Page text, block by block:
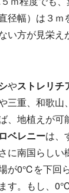
径幅）は３ｍ
い方が見栄え
やストレリチ
三重、和歌山
、地植えが可
ベレニーは、
に南国らしい
が0℃を下回
す。もし、